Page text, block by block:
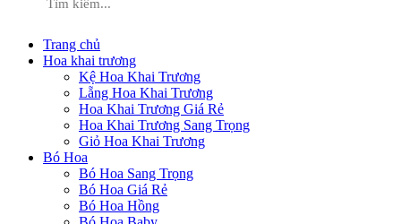
Trang chủ
Hoa khai trương
Kệ Hoa Khai Trương
Lẵng Hoa Khai Trương
Hoa Khai Trương Giá Rẻ
Hoa Khai Trương Sang Trọng
Giỏ Hoa Khai Trương
Bó Hoa
Bó Hoa Sang Trọng
Bó Hoa Giá Rẻ
Bó Hoa Hồng